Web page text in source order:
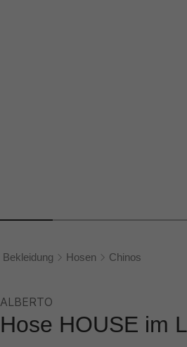
Bekleidung Hosen Chinos
ALBERTO
Hose HOUSE im